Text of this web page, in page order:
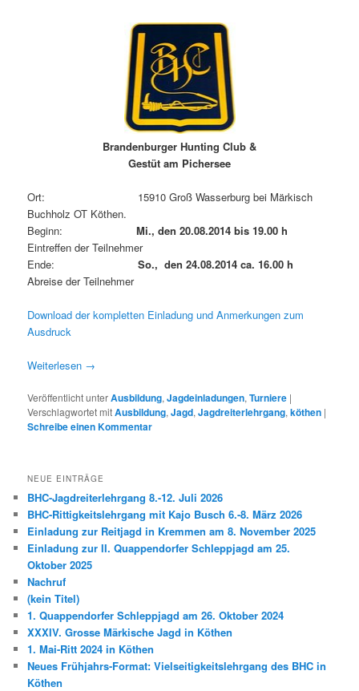
Brandenburger Hunting Club &
Gestüt am Pichersee
Ort: 15910 Groß Wasserburg bei Märkisch
Buchholz OT Köthen.
Beginn:Mi., den 20.08.2014 bis 19.00 h
Eintreffen der Teilnehmer
Ende:So., den 24.08.2014 ca. 16.00 h
Abreise der Teilnehmer
Download der kompletten Einladung und Anmerkungen zum
Ausdruck
Weiterlesen →
Veröffentlicht unterAusbildung,Jagdeinladungen,Turniere |
Verschlagwortet mitAusbildung,Jagd,Jagdreiterlehrgang,köthen |
Schreibe einen Kommentar
NEUE EINTRÄGE
BHC-Jagdreiterlehrgang 8.-12. Juli 2026
BHC-Rittigkeitslehrgang mit Kajo Busch 6.-8. März 2026
Einladung zur Reitjagd in Kremmen am 8. November 2025
Einladung zur II. Quappendorfer Schleppjagd am 25.
Oktober 2025
Nachruf
(kein Titel)
1. Quappendorfer Schleppjagd am 26. Oktober 2024
XXXIV. Grosse Märkische Jagd in Köthen
1. Mai-Ritt 2024 in Köthen
Neues Frühjahrs-Format: Vielseitigkeitslehrgang des BHC in
Köthen